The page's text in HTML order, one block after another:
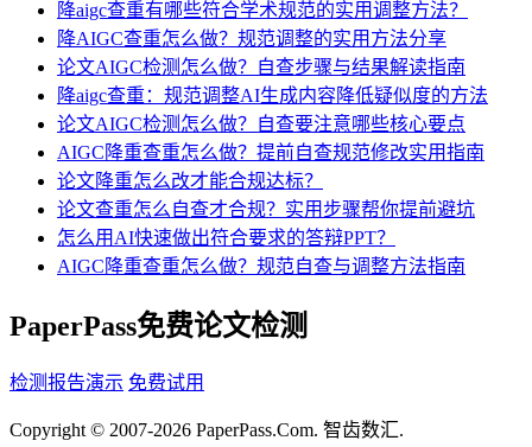
降aigc查重有哪些符合学术规范的实用调整方法？
降AIGC查重怎么做？规范调整的实用方法分享
论文AIGC检测怎么做？自查步骤与结果解读指南
降aigc查重：规范调整AI生成内容降低疑似度的方法
论文AIGC检测怎么做？自查要注意哪些核心要点
AIGC降重查重怎么做？提前自查规范修改实用指南
论文降重怎么改才能合规达标？
论文查重怎么自查才合规？实用步骤帮你提前避坑
怎么用AI快速做出符合要求的答辩PPT？
AIGC降重查重怎么做？规范自查与调整方法指南
PaperPass免费论文检测
检测报告演示 免费试用
Copyright © 2007-2026 PaperPass.Com. 智齿数汇.